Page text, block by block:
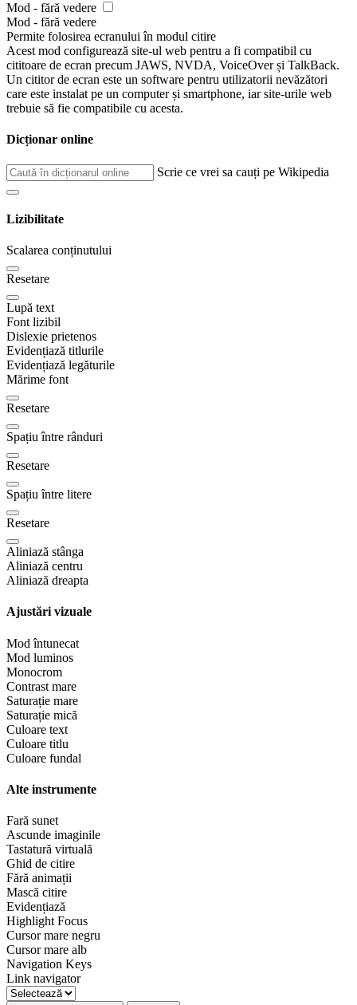
Mod - fără vedere
Mod - fără vedere
Permite folosirea ecranului în modul citire
Acest mod configurează site-ul web pentru a fi compatibil cu
cititoare de ecran precum JAWS, NVDA, VoiceOver și TalkBack.
Un cititor de ecran este un software pentru utilizatorii nevăzători
care este instalat pe un computer și smartphone, iar site-urile web
trebuie să fie compatibile cu acesta.
Dicționar online
Scrie ce vrei sa cauți pe Wikipedia
Lizibilitate
Scalarea conținutului
Resetare
Lupă text
Font lizibil
Dislexie prietenos
Evidențiază titlurile
Evidențiază legăturile
Mărime font
Resetare
Spațiu între rânduri
Resetare
Spațiu între litere
Resetare
Aliniază stânga
Aliniază centru
Aliniază dreapta
Ajustări vizuale
Mod întunecat
Mod luminos
Monocrom
Contrast mare
Saturație mare
Saturație mică
Culoare text
Culoare titlu
Culoare fundal
Alte instrumente
Fară sunet
Ascunde imaginile
Tastatură virtuală
Ghid de citire
Fără animații
Mască citire
Evidențiază
Highlight Focus
Cursor mare negru
Cursor mare alb
Navigation Keys
Link navigator